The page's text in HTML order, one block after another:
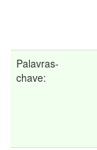
Palavras-
chave: